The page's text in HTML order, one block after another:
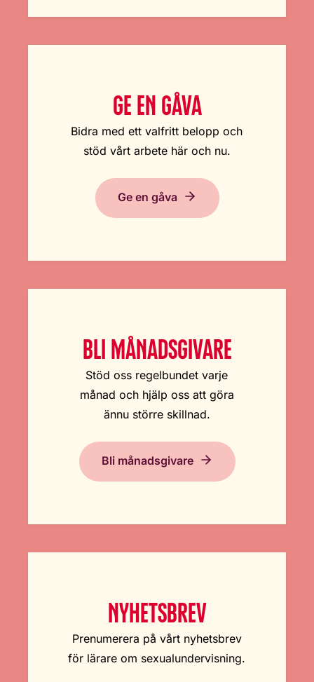
GE EN GÅVA
Bidra med ett valfritt belopp och
stöd vårt arbete här och nu.
Ge en gåva
BLI MÅNADSGIVARE
Stöd oss regelbundet varje
månad och hjälp oss att göra
ännu större skillnad.
Bli månadsgivare
NYHETSBREV
Prenumerera på vårt nyhetsbrev
för lärare om sexualundervisning.